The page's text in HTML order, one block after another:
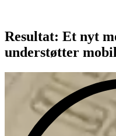
Resultat: Et nyt
understøtter